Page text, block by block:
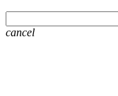
cancel